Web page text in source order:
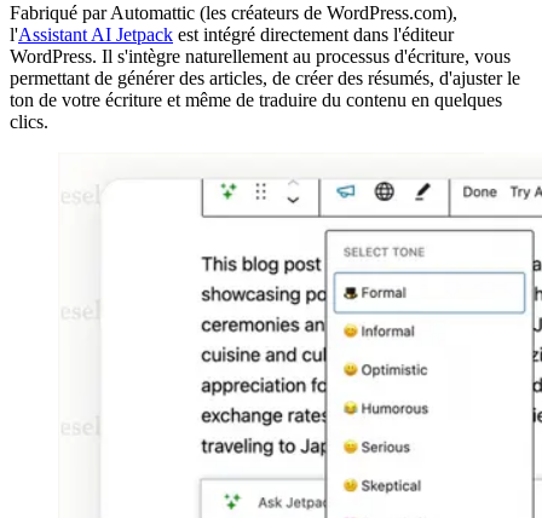
Fabriqué par Automattic (les créateurs de WordPress.com),
l'Assistant AI Jetpack est intégré directement dans l'éditeur
WordPress. Il s'intègre naturellement au processus d'écriture, vous
permettant de générer des articles, de créer des résumés, d'ajuster le
ton de votre écriture et même de traduire du contenu en quelques
clics.